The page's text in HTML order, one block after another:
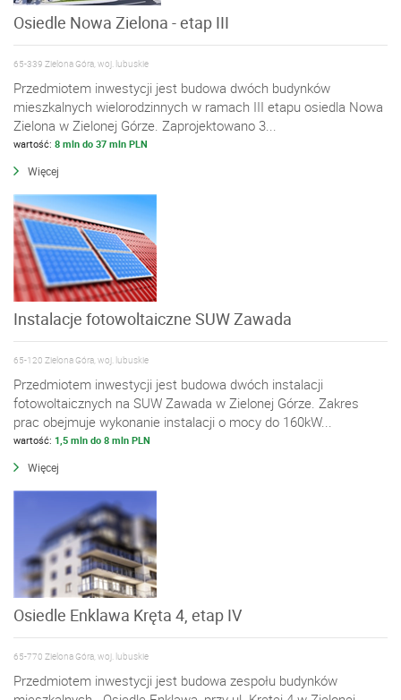
Osiedle Nowa Zielona - etap III
65-339 Zielona Góra, woj. lubuskie
Przedmiotem inwestycji jest budowa dwóch budynków
mieszkalnych wielorodzinnych w ramach III etapu osiedla Nowa
Zielona w Zielonej Górze. Zaprojektowano 3...
wartość: 8 mln do 37 mln PLN
Więcej
Instalacje fotowoltaiczne SUW Zawada
65-120 Zielona Góra, woj. lubuskie
Przedmiotem inwestycji jest budowa dwóch instalacji
fotowoltaicznych na SUW Zawada w Zielonej Górze. Zakres
prac obejmuje wykonanie instalacji o mocy do 160kW...
wartość: 1,5 mln do 8 mln PLN
Więcej
Osiedle Enklawa Kręta 4, etap IV
65-770 Zielona Góra, woj. lubuskie
Przedmiotem inwestycji jest budowa zespołu budynków